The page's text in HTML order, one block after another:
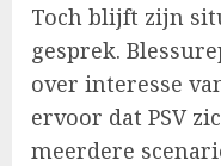
Toch blijft zijn
gesprek.
over interesse
ervoor dat PSV
meerdere